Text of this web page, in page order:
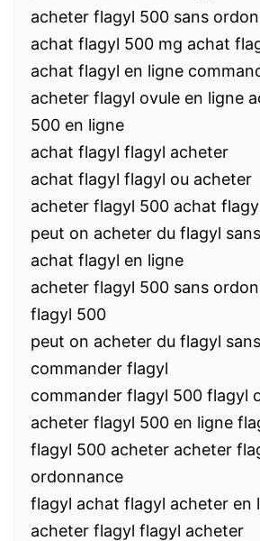
acheter flagyl 500 sans
achat flagyl 500 mg achat
achat flagyl en ligne
acheter flagyl ovule en ligne
500 en ligne
achat flagyl flagyl acheter
achat flagyl flagyl ou acheter
acheter flagyl 500 achat
peut on acheter du flagyl
achat flagyl en ligne
acheter flagyl 500 sans
flagyl 500
peut on acheter du flagyl
commander flagyl
commander flagyl 500 flagyl
acheter flagyl 500 en ligne
flagyl 500 acheter acheter
ordonnance
flagyl achat flagyl acheter en
acheter flagyl flagyl acheter